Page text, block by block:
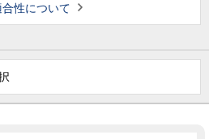
性について